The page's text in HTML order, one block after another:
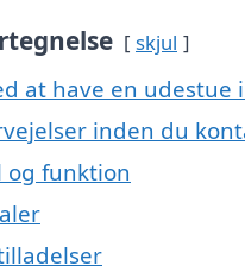
skjul
at have en udestue
inden du
og funktion